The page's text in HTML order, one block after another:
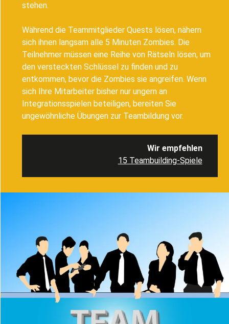
stehen.
Während die Teammitglieder Quests lösen, nähern
sich ihnen langsam alle 5 Minuten Zombies. Die
Teilnehmer müssen eine Reihe von Rätseln lösen, um
den versteckten Schlüssel zu finden und zu
entkommen, bevor die Zombies sie angreifen. Wenn
sich Ihre Mitarbeiter bisher nur ungern an
Integrationsspielen beteiligen, bereiten Sie
ungewöhnliche Übungen zur Teambildung vor.
Wir empfehlen
15 Teambuilding-Spiele